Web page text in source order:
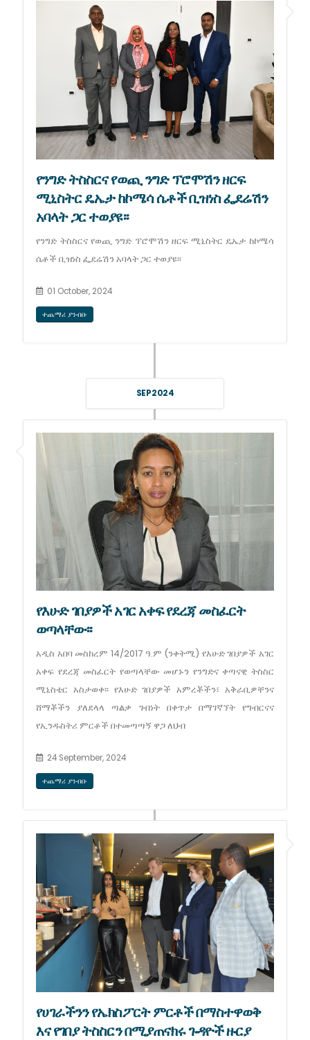
የንግድ ትስስርና የወጪ ንግድ ፕሮሞሽን ዘርፍ
ሚኒስትር ዴኤታ ከኮሜሳ ሴቶች ቢዝነስ ፌደሬሽን
አባላት ጋር ተወያዩ፡፡
የንግድ ትስስርና የወጪ ንግድ ፕሮሞሽን ዘርፍ ሚኒስትር ዴኤታ ከኮሜሳ
ሴቶች ቢዝነስ ፌደሬሽን አባላት ጋር ተወያዩ፡፡
01 October, 2024
ተጨማሪ ያንብቡ
SEP 2024
የእሁድ ገበያዎች አገር አቀፍ የደረጃ መስፈርት
ወጣላቸው፡፡
አዲስ አበባ መስከረም 14/2017 ዓ.ም (ንቀትሚ) የእሁድ ገበያዎች አገር
አቀፍ የደረጃ መስፈርት የወጣላቸው መሆኑን የንግድና ቀጣናዊ ትስስር
ሚኒስቴር አስታወቀ፡፡ የእሁድ ገበያዎች አምረቾችን፣ አቅራቢዎቸንና
ሸማቾችን ያለደላላ ጣልቃ ገብነት በቀጥታ በማገኛኘት የግብርናና
የኢንዱስትሪ ምርቶች በተመጣጣኝ ዋጋ ለህብ
24 September, 2024
ተጨማሪ ያንብቡ
የሀገራችንን የኤክስፖርት ምርቶች በማስተዋወቅ
እና የገበያ ትስስርን በሚያጠናክሩ ጉዳዮች ዙርያ